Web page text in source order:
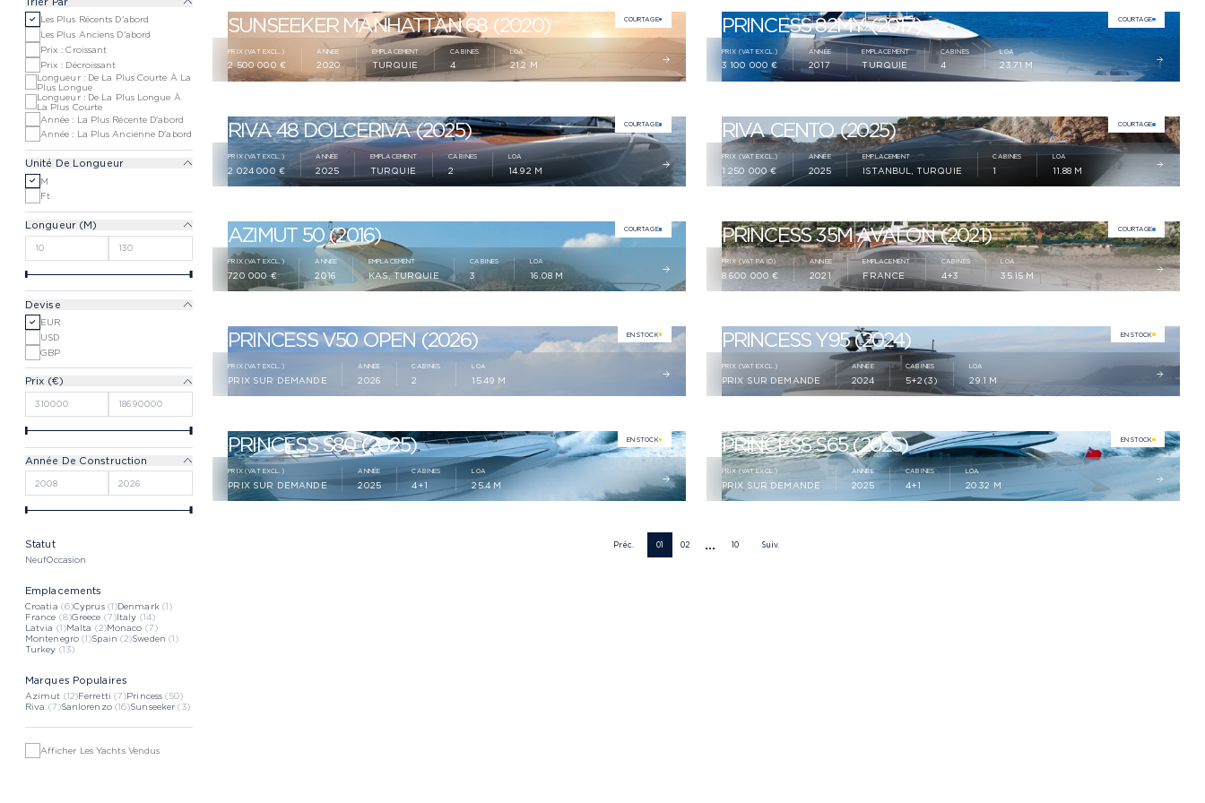
Les Plus Récents D'abord
Les Plus Anciens D'abord
Prix : Croissant
Prix : Décroissant
Longueur : De La Plus Courte À La
Plus Longue
Longueur : De La Plus Longue À
La Plus Courte
Année : La Plus Récente D'abord
Année : La Plus Ancienne D'abord
Unité De Longueur
M
Ft
Longueur (M)
Devise
EUR
USD
GBP
Prix (€)
Année De Construction
Statut
NeufOccasion
Emplacements
Croatia (6)Cyprus (1)Denmark (1)
France (8)Greece (7)Italy (14)
Latvia (1)Malta (2)Monaco (7)
Montenegro(1)Spain (2)Sweden (1)
Turkey (13)
Marques Populaires
Azimut (12)Ferretti (7)Princess(50)
Riva (7)Sanlorenzo (16)Sunseeker(3)
Afficher Les Yachts Vendus
SUNSEEKER MANHATTAN 68 (2020) COURTAGE
PRIX (VAT EXCL.)
2 500 000 €
ANNÉE
2020
EMPLACEMENT
TURQUIE
CABINES
4
LOA
21.2 M
PRINCESS 82MY (2017) COURTAGE
PRIX (VAT EXCL.)
3 100 000 €
ANNÉE
2017
EMPLACEMENT
TURQUIE
CABINES
4
LOA
23.71 M
RIVA 48 DOLCERIVA (2025) COURTAGE
PRIX (VAT EXCL.)
2 024 000 €
ANNÉE
2025
EMPLACEMENT
TURQUIE
CABINES
2
LOA
14.92 M
RIVA CENTO (2025) COURTAGE
PRIX (VAT EXCL.)
1 250 000 €
ANNÉE
2025
EMPLACEMENT
ISTANBUL, TURQUIE
CABINES
1
LOA
11.88 M
AZIMUT 50 (2016) COURTAGE
PRIX (VAT EXCL.)
720 000 €
ANNÉE
2016
EMPLACEMENT
KAS, TURQUIE
CABINES
3
LOA
16.08 M
PRINCESS 35M AVALON (2021) COURTAGE
PRIX (VAT PAID)
8 600 000 €
ANNÉE
2021
EMPLACEMENT
FRANCE
CABINES
4+3
LOA
35.15 M
PRINCESS V50 OPEN (2026) EN STOCK
PRIX (VAT EXCL.)
PRIX SUR DEMANDE
ANNÉE
2026
CABINES
2
LOA
15.49 M
PRINCESS Y95 (2024) EN STOCK
PRIX (VAT EXCL.)
PRIX SUR DEMANDE
ANNÉE
2024
CABINES
5+2(3)
LOA
29.1 M
PRINCESS S80 (2025) EN STOCK
PRIX (VAT EXCL.)
PRIX SUR DEMANDE
ANNÉE
2025
CABINES
4+1
LOA
25.4 M
PRINCESS S65 (2025) EN STOCK
PRIX (VAT EXCL.)
PRIX SUR DEMANDE
ANNÉE
2025
CABINES
4+1
LOA
20.32 M
Préc. 01 02 ... 10 Suiv.